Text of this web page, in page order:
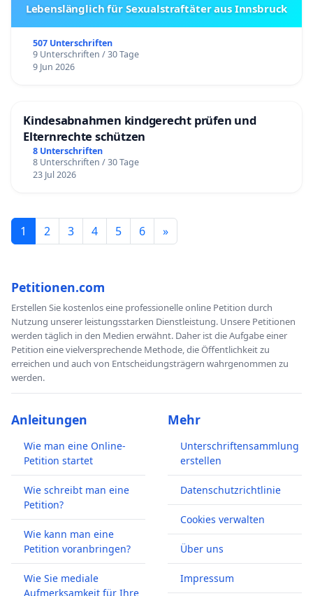
Lebenslänglich für Sexualstraftäter aus Innsbruck
507 Unterschriften
9 Unterschriften / 30 Tage
9 Jun 2026
Kindesabnahmen kindgerecht prüfen und
Elternrechte schützen
8 Unterschriften
8 Unterschriften / 30 Tage
23 Jul 2026
1 2 3 4 5 6 »
Petitionen.com
Erstellen Sie kostenlos eine professionelle online Petition durch
Nutzung unserer leistungsstarken Dienstleistung. Unsere Petitionen
werden täglich in den Medien erwähnt. Daher ist die Aufgabe einer
Petition eine vielversprechende Methode, die Öffentlichkeit zu
erreichen und auch von Entscheidungsträgern wahrgenommen zu
werden.
Anleitungen
Wie man eine Online-
Petition startet
Wie schreibt man eine
Petition?
Wie kann man eine
Petition voranbringen?
Wie Sie mediale
Aufmerksamkeit für Ihre
Mehr
Unterschriftensammlung
erstellen
Datenschutzrichtlinie
Cookies verwalten
Über uns
Impressum